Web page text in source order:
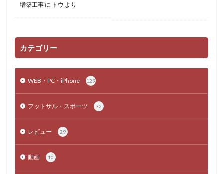
増築工事 に トウ より
カテゴリー
WEB・PC・iPhone 129
フットサル・スポーツ 72
レビュー 29
動画 10